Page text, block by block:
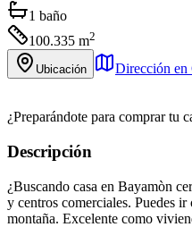
1 baño
100.335 m2
Ubicación Dirección en
¿Preparándote para comprar tu
Descripción
¿Buscando casa en Bayamòn
y centros comerciales. Puedes
montaña. Excelente como